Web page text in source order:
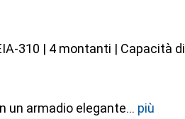
310 | 4 montanti | Capacità di
un armadio elegante più